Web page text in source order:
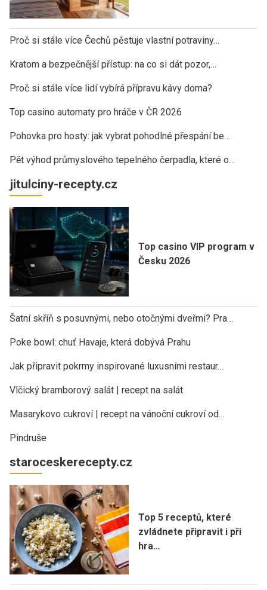
Proč si stále více Čechů pěstuje vlastní potraviny…
Kratom a bezpečnější přístup: na co si dát pozor,…
Proč si stále více lidí vybírá přípravu kávy doma?
Top casino automaty pro hráče v ČR 2026
Pohovka pro hosty: jak vybrat pohodlné přespání be…
Pět výhod průmyslového tepelného čerpadla, které o…
jitulciny-recepty.cz
Top casino VIP program v
Česku 2026
Šatní skříň s posuvnými, nebo otočnými dveřmi? Pra…
Poke bowl: chuť Havaje, která dobývá Prahu
Jak připravit pokrmy inspirované luxusními restaur…
Vlčický bramborový salát | recept na salát
Masarykovo cukroví | recept na vánoční cukroví od…
Pindruše
staroceskerecepty.cz
Top 5 receptů, které
zvládnete připravit i při
hra…